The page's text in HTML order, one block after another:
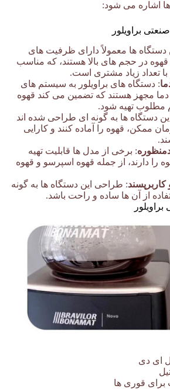
اشاره می شود:
براویلور
دستگاه ها معمولاً دارای ظرفیت های
قهوه در حجم های بالا هستند، که مناسب
تعداد زیاد مشتری است.
: دستگاه های براویلور به سیستم های
دما مجهز هستند که تضمین می کند قهوه
مطلوب تهیه شود.
دستگاه ها به گونه ای طراحی شده اند
ممکن، قهوه را آماده کنند و کارایی
: برخی از مدل ها قابلیت تهیه
را دارند، از جمله قهوه اسپرسو و قهوه
: طراحی این دستگاه ها به گونه
از آن ها ساده و راحت باشد.
ای دی
قوری ها